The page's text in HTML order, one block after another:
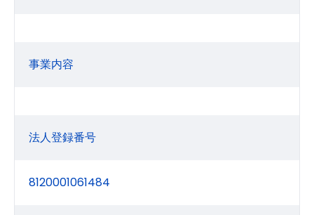
事業内容
法人登録番号
8120001061484